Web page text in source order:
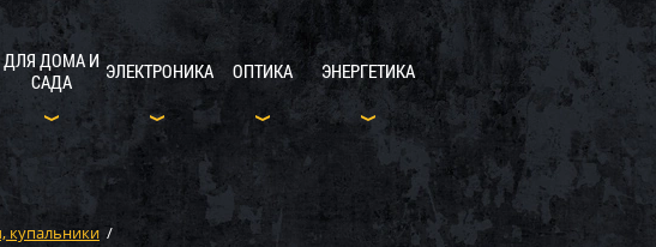
ДЛЯ ДОМА И
САДА
ЭЛЕКТРОНИКА ОПТИКА ЭНЕРГЕТИКА
купальники /